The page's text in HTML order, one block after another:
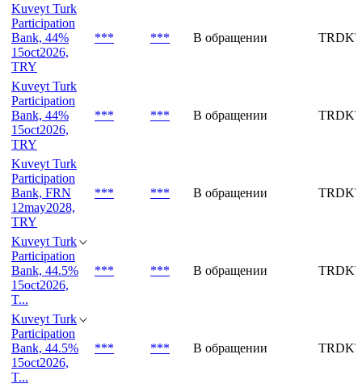
Kuveyt Turk
Participation
Bank, 44%
15oct2026,
TRY
*** *** В обращении
Kuveyt Turk
Participation
Bank, 44%
15oct2026,
TRY
*** *** В обращении
Kuveyt Turk
Participation
Bank, FRN
12may2028,
TRY
*** *** В обращении
Kuveyt Turk
Participation
Bank, 44.5%
15oct2026,
T...
*** *** В обращении
Kuveyt Turk
Participation
Bank, 44.5%
15oct2026,
T...
*** *** В обращении